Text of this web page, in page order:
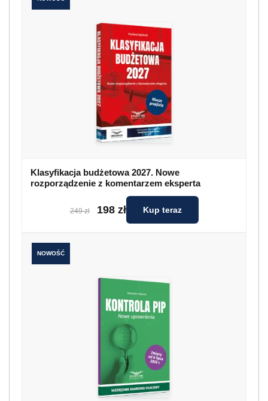
Klasyfikacja budżetowa 2027. Nowe
rozporządzenie z komentarzem eksperta
249 zł 198 zł Kup teraz
NOWOŚĆ